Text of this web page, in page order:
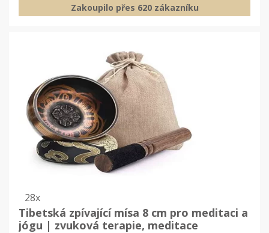
Zakoupilo přes 620 zákazníku
28x
Tibetská zpívající mísa 8 cm pro meditaci a
jógu | zvuková terapie, meditace